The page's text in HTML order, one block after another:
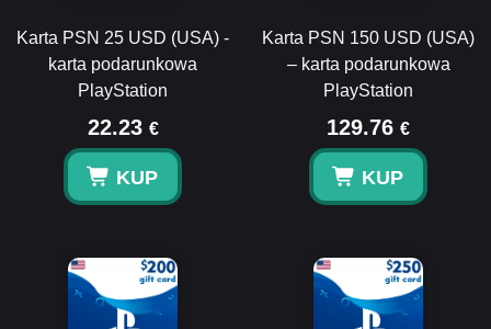
Karta PSN 25 USD (USA) -
karta podarunkowa
PlayStation
22.23 €
KUP
Karta PSN 150 USD (USA)
– karta podarunkowa
PlayStation
129.76 €
KUP